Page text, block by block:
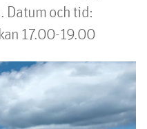
Datum och tid:
17.00-19.00